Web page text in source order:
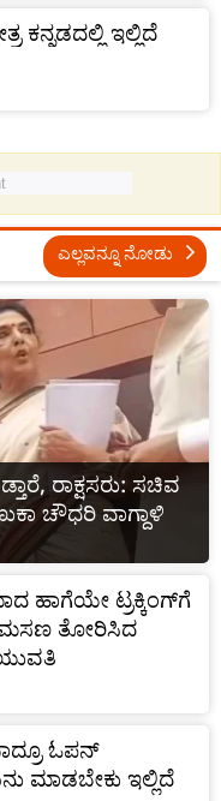
ಕನ್ನಡದಲ್ಲಿ ಇಲ್ಲಿದೆ
ಎಲ್ಲವನ್ನೂ ನೋಡು
ರಾಕ್ಷಸರು: ಸಚಿವ
ಚೌಧರಿ ವಾಗ್ದಾಳಿ
ಹಾಗೆಯೇ ಟ್ರಕ್ಕಿಂಗ್‌ಗೆ
ಮಸಣ ತೋರಿಸಿದ
ಓಪನ್
ಮಾಡಬೇಕು ಇಲ್ಲಿದೆ